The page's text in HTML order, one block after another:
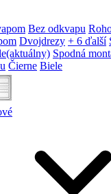
Bez odkvapu
Dvojdrezy + 6 ďalší
(aktuálny) Spodná
Čierne Biele